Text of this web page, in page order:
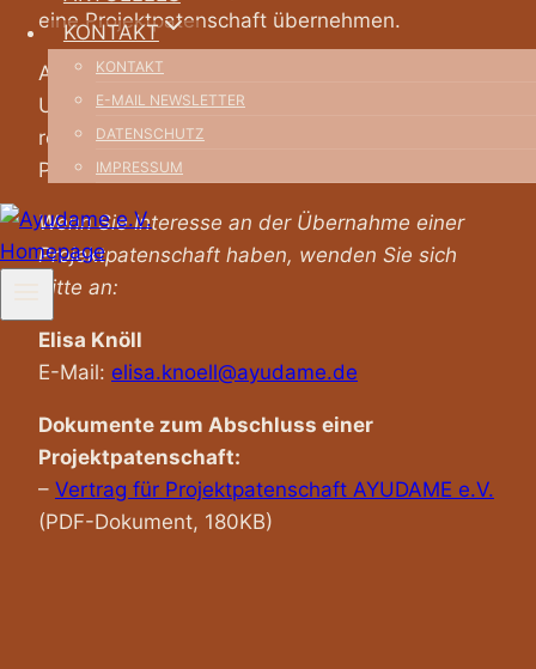
KONTAKT
KONTAKT
E-MAIL NEWSLETTER
DATENSCHUTZ
IMPRESSUM
eine Projektpatenschaft übernehmen.
Als Dankeschön für ihre wertvolle
Unterstützung erhalten die Patinnen und Paten
regelmäßig zusätzliche Informationen über das
Projekt und die Kinder.
Wenn Sie Interesse an der Übernahme einer
Projektpatenschaft haben, wenden Sie sich
bitte an:
Elisa Knöll
E-Mail: elisa.knoell@ayudame.de
Dokumente zum Abschluss einer
Projektpatenschaft:
– Vertrag für Projektpatenschaft AYUDAME e.V.
(PDF-Dokument, 180KB)